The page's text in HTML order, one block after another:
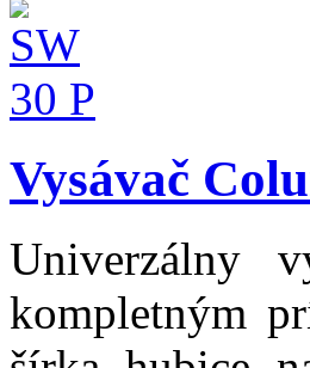
Vysávač
Univerzálny
kompletným